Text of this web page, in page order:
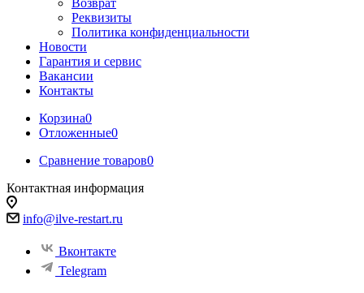
Возврат
Реквизиты
Политика конфиденциальности
Новости
Гарантия и сервис
Вакансии
Контакты
Корзина0
Отложенные0
Сравнение товаров0
Контактная информация
info@ilve-restart.ru
Вконтакте
Telegram